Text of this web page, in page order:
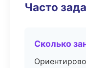
Часто
Сколько